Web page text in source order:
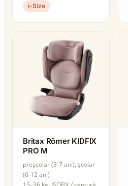
i-Size
Britax Römer KIDFIX
PRO M
preșcolar (3-7 ani), școlar
(6-12 ani)